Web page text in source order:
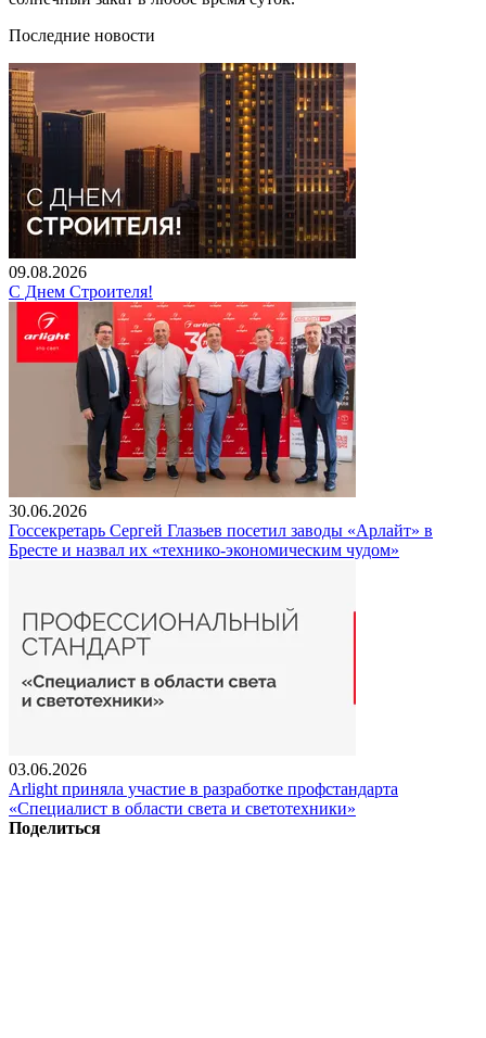
Последние новости
09.08.2026
С Днем Строителя!
30.06.2026
Госсекретарь Сергей Глазьев посетил заводы «Арлайт» в
Бресте и назвал их «технико-экономическим чудом»
03.06.2026
Arlight приняла участие в разработке профстандарта
«Специалист в области света и светотехники»
Поделиться